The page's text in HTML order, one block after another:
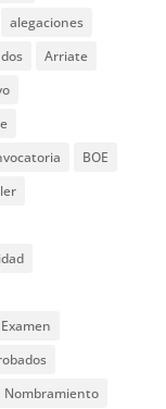
alegaciones
Arriate
BOE
Nombramiento